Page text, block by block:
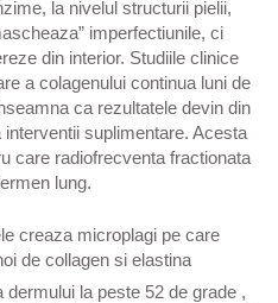
la nivelul structurii pielii,
imperfectiunile, ci
din interior. Studiile clinice
a colagenului continua luni de
ca rezultatele devin din
suplimentare. Acesta
care radiofrecventa fractionata
lung.
creaza microplagi pe care
de collagen si elastina
la peste 52 de grade ,